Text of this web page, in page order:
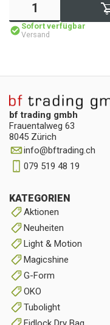
Sofort verfügbar
Versand
bf trading gmbh
Frauentalweg 63
8045 Zürich
info@bftrading.ch
079 519 48 19
KATEGORIEN
Aktionen
Neuheiten
Light & Motion
Magicshine
G-Form
OKO
Tubolight